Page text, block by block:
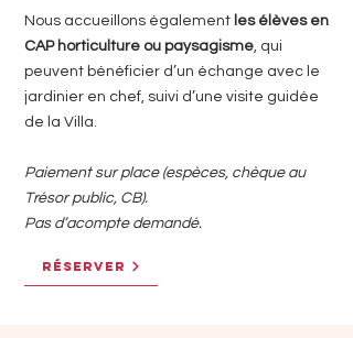
Nous accueillons également les élèves en
CAP horticulture ou paysagisme, qui
peuvent bénéficier d’un échange avec le
jardinier en chef, suivi d’une visite guidée
de la Villa.
Paiement sur place (espèces, chèque au
Trésor public, CB).
Pas d’acompte demandé.
RÉSERVER